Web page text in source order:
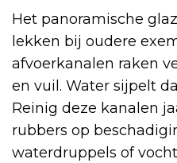
Het panoramische
lekken bij oudere
afvoerkanalen raken
en vuil. Water sijpelt
Reinig deze kanalen
rubbers op
waterdruppels of